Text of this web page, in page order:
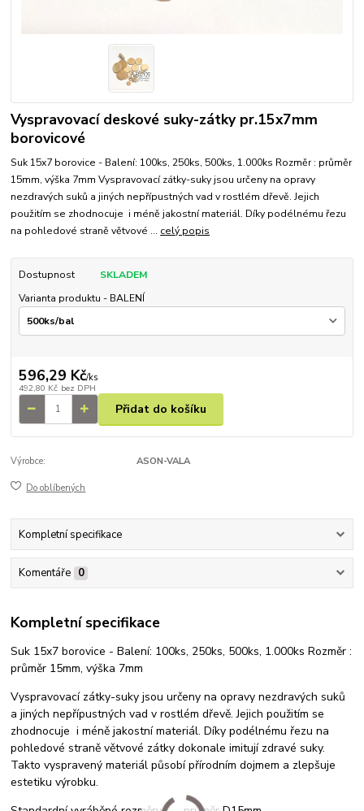
Vyspravovací deskové suky-zátky pr.15x7mm
borovicové
Suk 15x7 borovice - Balení: 100ks, 250ks, 500ks, 1.000ks Rozměr : průměr
15mm, výška 7mm Vyspravovací zátky-suky jsou určeny na opravy
nezdravých suků a jiných nepřípustných vad v rostlém dřevě. Jejich
použitím se zhodnocuje i méně jakostní materiál. Díky podélnému řezu
na pohledové straně větvové ... celý popis
Dostupnost
SKLADEM
Varianta produktu - BALENÍ
596,29 Kč/ks
492,80 Kč bez DPH
Přidat do košíku
Výrobce: ASON-VALA
Do oblíbených
Kompletní specifikace
Komentáře 0
Kompletní specifikace
Suk 15x7 borovice - Balení: 100ks, 250ks, 500ks, 1.000ks Rozměr :
průměr 15mm, výška 7mm
Vyspravovací zátky-suky jsou určeny na opravy nezdravých suků
a jiných nepřípustných vad v rostlém dřevě. Jejich použitím se
zhodnocuje i méně jakostní materiál. Díky podélnému řezu na
pohledové straně větvové zátky dokonale imitují zdravé suky.
Takto vyspravený materiál působí přírodním dojmem a zlepšuje
estetiku výrobku.